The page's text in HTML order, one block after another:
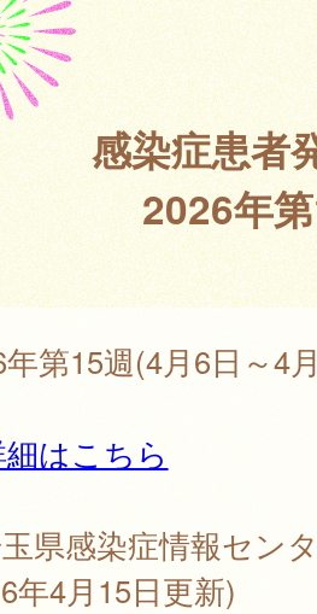
感染症患者
2026年
第15週(4月6日～4
はこちら
県感染症情報セン
年4月15日更新)